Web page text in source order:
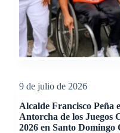
9 de julio de 2026
Alcalde Francisco Peña
Antorcha de los Juegos
2026 en Santo Domingo